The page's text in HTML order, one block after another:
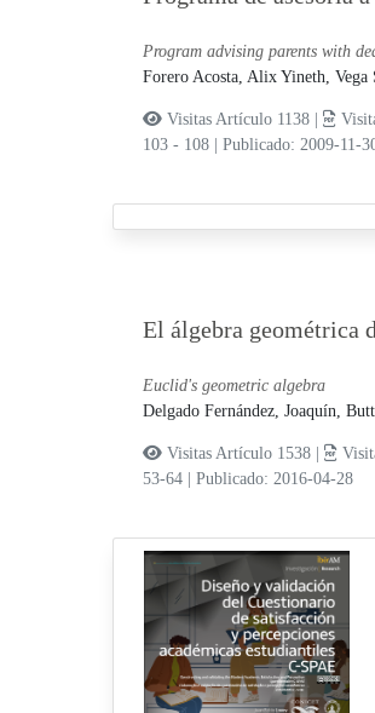
Program advising parents with
Forero Acosta, Alix Yineth, Vega
Visitas Artículo 1138 |
103 - 108
Publicado: 2009-11-
El álgebra geométrica
Euclid's geometric algebra
Delgado Fernández, Joaquín,
Visitas Artículo 1538 |
53-64
Publicado: 2016-04-28